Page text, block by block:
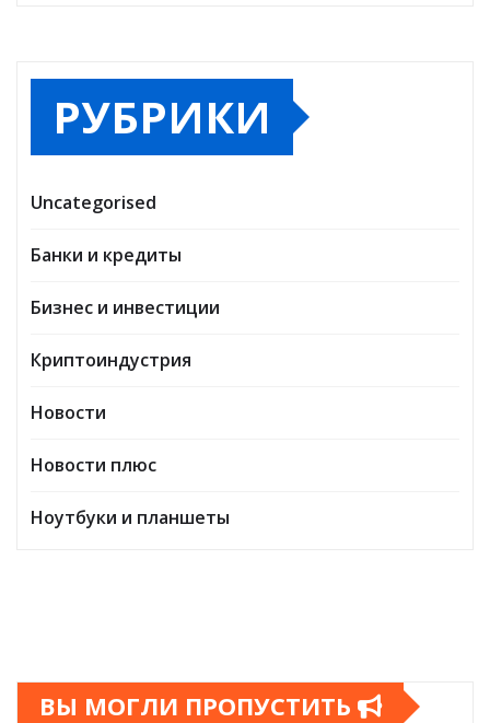
РУБРИКИ
Uncategorised
Банки и кредиты
Бизнес и инвестиции
Криптоиндустрия
Новости
Новости плюс
Ноутбуки и планшеты
ВЫ МОГЛИ ПРОПУСТИТЬ